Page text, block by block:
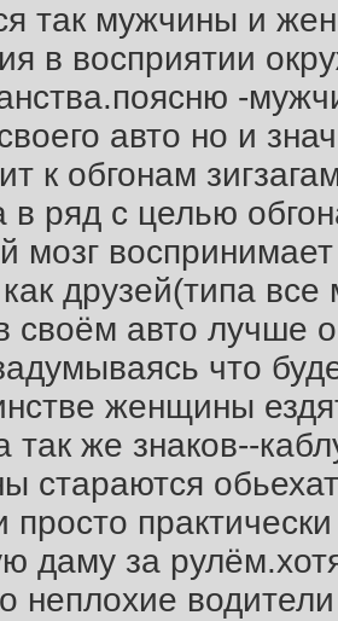
так мужчины и
в восприятии
-
авто но и
к обгонам
в ряд с целью
мозг
как друзей(типа
своём авто лучше
что
женщины
так же знаков--
стараются
просто
даму за
неплохие